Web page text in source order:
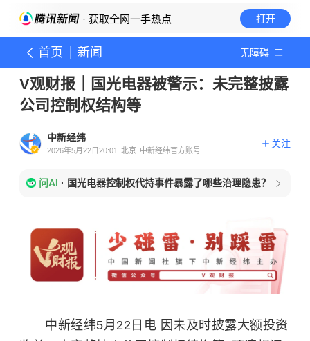
· 获取全网一手热点 打开
首页 新闻 无障碍
V观财报｜国光电器被警示：未完整披露
公司控制权结构等
中新经纬
2026年5月22日20:01 北京 中新经纬官方账号
关注
问AI · 国光电器控制权代持事件暴露了哪些治理隐患？
中新经纬5月22日电 因未及时披露大额投资